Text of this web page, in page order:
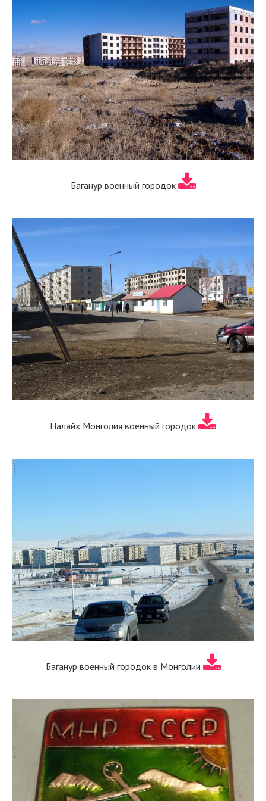
Баганур военный городок
Налайх Монголия военный городок
Баганур военный городок в Монголии